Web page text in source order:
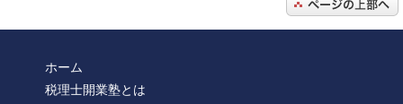
ホーム
税理士開業塾とは